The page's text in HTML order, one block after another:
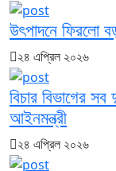
উৎপাদনে ফিরলো
২৪ এপ্রিল ২০২৬
বিচার বিভাগের
আইনমন্ত্রী
২৪ এপ্রিল ২০২৬